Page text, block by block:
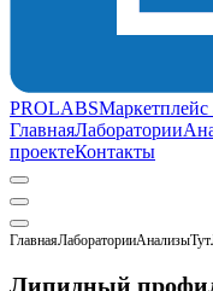
PROLABSМаркетплейс
ГлавнаяЛаборатории
проектеКонтакты
ГлавнаяЛабораторииАнализыТут
Липидный